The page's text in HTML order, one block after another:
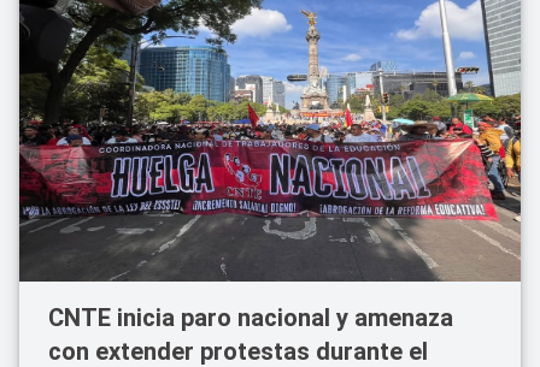
CNTE inicia paro nacional y amenaza
con extender protestas durante el